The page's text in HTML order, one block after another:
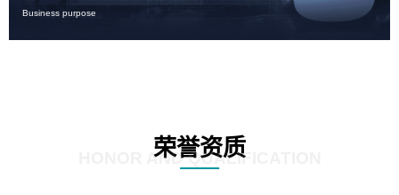
Business purpose
荣誉资质
HONOR AND QUALIFICATION